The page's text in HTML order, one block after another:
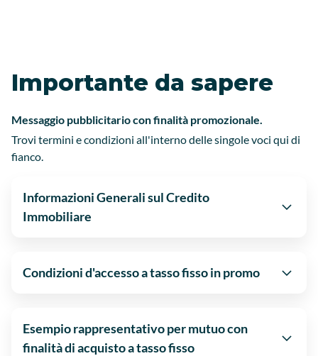
Importante da sapere
Messaggio pubblicitario con finalità promozionale.
Trovi termini e condizioni all'interno delle singole voci qui di
fianco.
Informazioni Generali sul Credito
Immobiliare
Condizioni d'accesso a tasso fisso in promo
Esempio rappresentativo per mutuo con
finalità di acquisto a tasso fisso